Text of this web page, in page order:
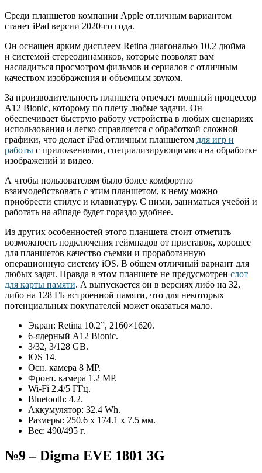
Среди планшетов компании Apple отличным вариантом
станет iPad версии 2020-го года.
Он оснащен ярким дисплеем Retina диагональю 10,2 дюйма
и системой стереодинамиков, которые позволят вам
насладиться просмотром фильмов и сериалов с отличным
качеством изображения и объемным звуком.
За производительность планшета отвечает мощный процессор
A12 Bionic, которому по плечу любые задачи. Он
обеспечивает быструю работу устройства в любых сценариях
использования и легко справляется с обработкой сложной
графики, что делает iPad отличным планшетом для игр и
работы с приложениями, специализирующимися на обработке
изображений и видео.
А чтобы пользователям было более комфортно
взаимодействовать с этим планшетом, к нему можно
приобрести стилус и клавиатуру. С ними, заниматься учебой и
работать на айпаде будет гораздо удобнее.
Из других особенностей этого планшета стоит отметить
возможность подключения геймпадов от приставок, хорошее
для планшетов качество съемки и проработанную
операционную систему iOS. В общем отличный вариант для
любых задач. Правда в этом планшете не предусмотрен слот
для карты памяти. А выпускается он в версиях либо на 32,
либо на 128 ГБ встроенной памяти, что для некоторых
потенциальных покупателей может оказаться мало.
Экран: Retina 10.2”, 2160×1620.
6-ядерный A12 Bionic.
3/32, 3/128 GB.
iOS 14.
Осн. камера 8 MP.
Фронт. камера 1.2 MP.
Wi-Fi 2.4/5 ГГц.
Bluetooth: 4.2.
Аккумулятор: 32.4 Wh.
Размеры: 250.6 х 174.1 х 7.5 мм.
Вес: 490/495 г.
№9 – Digma EVE 1801 3G